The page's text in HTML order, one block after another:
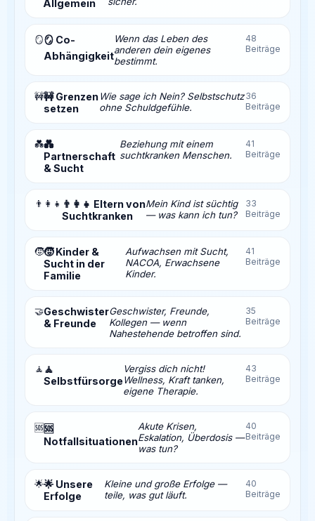
Allgemein
🪞🪞 Co-
Abhängigkeit
Wenn das Leben des
anderen dein eigenes
bestimmt.
48
Beiträge
🚧🚧 Grenzen
setzen
Wie sage ich Nein? Selbstschutz
ohne Schuldgefühle.
36
Beiträge
💑💑
Partnerschaft
& Sucht
Beziehung mit einem
suchtkranken Menschen.
41
Beiträge
👨‍👩‍👧 👨‍👩‍👧 Eltern von
Suchtkranken
Mein Kind ist süchtig
— was kann ich tun?
33
Beiträge
🧒🧒 Kinder &
Sucht in der
Familie
Aufwachsen mit Sucht,
NACOA, Erwachsene
Kinder.
41
Beiträge
🤝Geschwister
& Freunde
Geschwister, Freunde,
Kollegen — wenn
Nahestehende betroffen sind.
35
Beiträge
🧘 🧘
Selbstfürsorge
Vergiss dich nicht!
Wellness, Kraft tanken,
eigene Therapie.
43
Beiträge
🆘🆘
Notfallsituationen
Akute Krisen,
Eskalation, Überdosis —
was tun?
40
Beiträge
🌟🌟 Unsere
Erfolge
Kleine und große Erfolge —
teile, was gut läuft.
40
Beiträge